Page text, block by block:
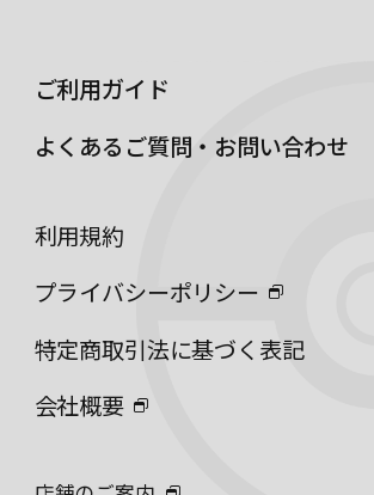
ご利用ガイド
よくあるご質問・お問い合わせ
利用規約
プライバシーポリシー
特定商取引法に基づく表記
会社概要